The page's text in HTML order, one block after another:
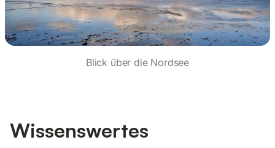
Blick über die Nordsee
Wissenswertes